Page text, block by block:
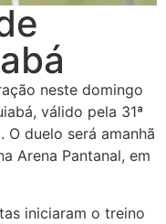
neste domingo
válido pela 31ª
duelo será amanhã
Arena Pantanal, em
iniciaram o treino